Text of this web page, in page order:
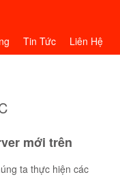
Tin Tức Liên Hệ
mới trên
ta thực hiện các